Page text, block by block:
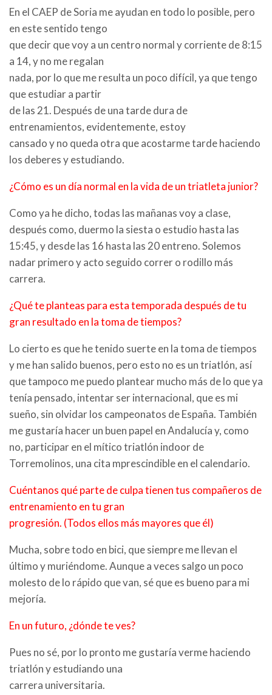
En el CAEP de Soria me ayudan en todo lo posible, pero
en este sentido tengo
que decir que voy a un centro normal y corriente de 8:15
a 14, y no me regalan
nada, por lo que me resulta un poco difícil, ya que tengo
que estudiar a partir
de las 21. Después de una tarde dura de
entrenamientos, evidentemente, estoy
cansado y no queda otra que acostarme tarde haciendo
los deberes y estudiando.
¿Cómo es un día normal en la vida de un triatleta junior?
Como ya he dicho, todas las mañanas voy a clase,
después como, duermo la siesta o estudio hasta las
15:45, y desde las 16 hasta las 20 entreno. Solemos
nadar primero y acto seguido correr o rodillo más
carrera.
¿Qué te planteas para esta temporada después de tu
gran resultado en la toma de tiempos?
Lo cierto es que he tenido suerte en la toma de tiempos
y me han salido buenos, pero esto no es un triatlón, así
que tampoco me puedo plantear mucho más de lo que ya
tenía pensado, intentar ser internacional, que es mi
sueño, sin olvidar los campeonatos de España. También
me gustaría hacer un buen papel en Andalucía y, como
no, participar en el mítico triatlón indoor de
Torremolinos, una cita mprescindible en el calendario.
Cuéntanos qué parte de culpa tienen tus compañeros de
entrenamiento en tu gran
progresión. (Todos ellos más mayores que él)
Mucha, sobre todo en bici, que siempre me llevan el
último y muriéndome. Aunque a veces salgo un poco
molesto de lo rápido que van, sé que es bueno para mi
mejoría.
En un futuro, ¿dónde te ves?
Pues no sé, por lo pronto me gustaría verme haciendo
triatlón y estudiando una
carrera universitaria.